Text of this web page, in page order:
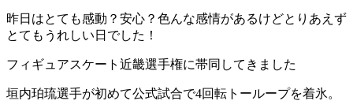
昨日はとても感動？安心？色んな感情があるけどとりあえず
とてもうれしい日でした！
フィギュアスケート近畿選手権に帯同してきました
垣内珀琉選手が初めて公式試合で4回転トーループを着氷。